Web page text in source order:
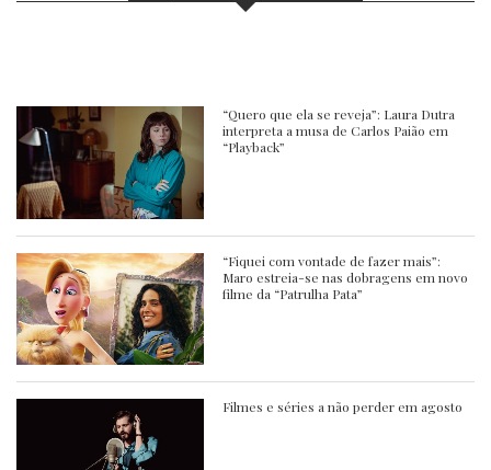
“Quero que ela se reveja”: Laura Dutra
interpreta a musa de Carlos Paião em
“Playback”
“Fiquei com vontade de fazer mais”:
Maro estreia-se nas dobragens em novo
filme da “Patrulha Pata”
Filmes e séries a não perder em agosto